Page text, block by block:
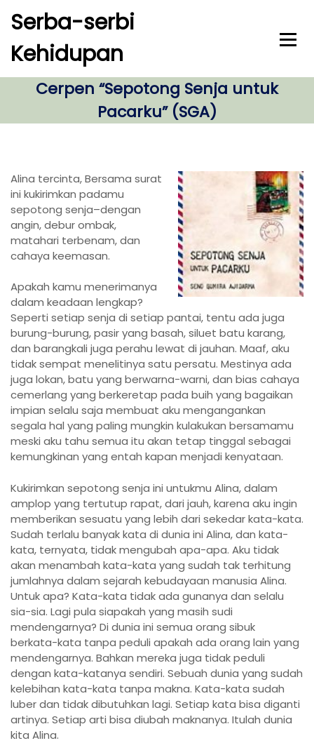
Serba-serbi
Kehidupan
Cerpen “Sepotong Senja untuk
Pacarku” (SGA)
Alina tercinta, Bersama surat
ini kukirimkan padamu
sepotong senja–dengan
angin, debur ombak,
matahari terbenam, dan
cahaya keemasan.
Apakah kamu menerimanya
dalam keadaan lengkap?
Seperti setiap senja di setiap pantai, tentu ada juga
burung-burung, pasir yang basah, siluet batu karang,
dan barangkali juga perahu lewat di jauhan. Maaf, aku
tidak sempat menelitinya satu persatu. Mestinya ada
juga lokan, batu yang berwarna-warni, dan bias cahaya
cemerlang yang berkeretap pada buih yang bagaikan
impian selalu saja membuat aku mengangankan
segala hal yang paling mungkin kulakukan bersamamu
meski aku tahu semua itu akan tetap tinggal sebagai
kemungkinan yang entah kapan menjadi kenyataan.
Kukirimkan sepotong senja ini untukmu Alina, dalam
amplop yang tertutup rapat, dari jauh, karena aku ingin
memberikan sesuatu yang lebih dari sekedar kata-kata.
Sudah terlalu banyak kata di dunia ini Alina, dan kata-
kata, ternyata, tidak mengubah apa-apa. Aku tidak
akan menambah kata-kata yang sudah tak terhitung
jumlahnya dalam sejarah kebudayaan manusia Alina.
Untuk apa? Kata-kata tidak ada gunanya dan selalu
sia-sia. Lagi pula siapakah yang masih sudi
mendengarnya? Di dunia ini semua orang sibuk
berkata-kata tanpa peduli apakah ada orang lain yang
mendengarnya. Bahkan mereka juga tidak peduli
dengan kata-katanya sendiri. Sebuah dunia yang sudah
kelebihan kata-kata tanpa makna. Kata-kata sudah
luber dan tidak dibutuhkan lagi. Setiap kata bisa diganti
artinya. Setiap arti bisa diubah maknanya. Itulah dunia
kita Alina.